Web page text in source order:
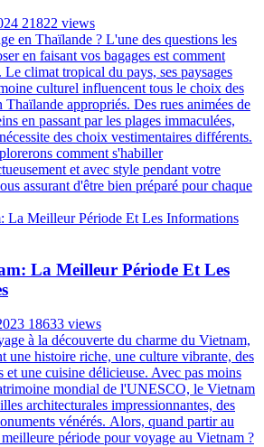
21822 views
en Thaïlande ? L'une des questions les
en faisant vos bagages est comment
climat tropical du pays, ses paysages
culturel influencent tous le choix des
Thaïlande appropriés. Des rues animées de
en passant par les plages immaculées,
des choix vestimentaires différents.
comment s'habiller
et avec style pendant votre
assurant d'être bien préparé pour chaque
La Meilleur Période Et Les
18633 views
à la découverte du charme du Vietnam,
une histoire riche, une culture vibrante, des
et une cuisine délicieuse. Avec pas moins
mondial de l'UNESCO, le Vietnam
architecturales impressionnantes, des
vénérés. Alors, quand partir au
période pour voyage au Vietnam ?